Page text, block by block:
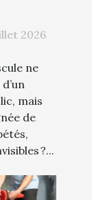
qui
du
2026
ne
mais
de
?...